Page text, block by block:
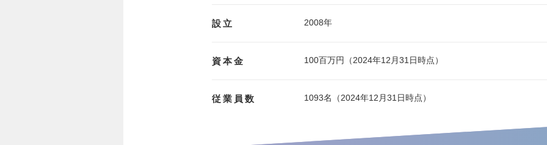
設立 2008年
資本金 100百万円（2024年12月31日時点）
従業員数 1093名（2024年12月31日時点）